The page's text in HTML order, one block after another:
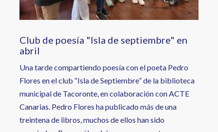
Club de poesía "Isla de septiembre" en
abril
Una tarde compartiendo poesía con el poeta Pedro
Flores en el club “Isla de Septiembre” de la biblioteca
municipal de Tacoronte, en colaboración con ACTE
Canarias. Pedro Flores ha publicado más de una
treintena de libros, muchos de ellos han sido